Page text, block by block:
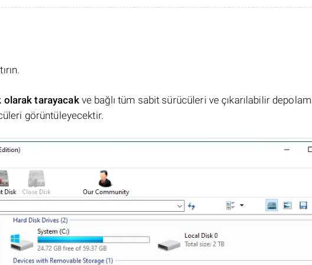
tarayacakve bağlı tüm sabit sürücüleri ve çıkarılabilir
görüntüleyecektir.